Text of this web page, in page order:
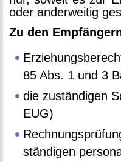
oder an­der­wei­tig
Zu den
85 Abs. 1 und 3
die zu­stän­di­gen
EUG)
stän­di­gen